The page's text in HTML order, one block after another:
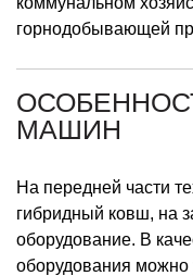
горнодобывающей
МАШИН
На передней части
гибридный ковш, на
оборудование. В
оборудования можно